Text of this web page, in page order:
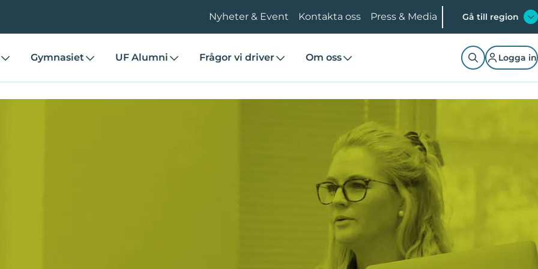
Nyheter & Event Kontakta oss Press & Media Gå till region
Gymnasiet UF Alumni Frågor vi driver Om oss Logga in